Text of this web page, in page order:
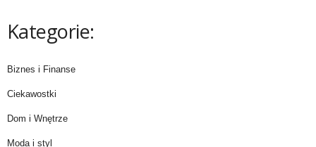
Kategorie:
Biznes i Finanse
Ciekawostki
Dom i Wnętrze
Moda i styl